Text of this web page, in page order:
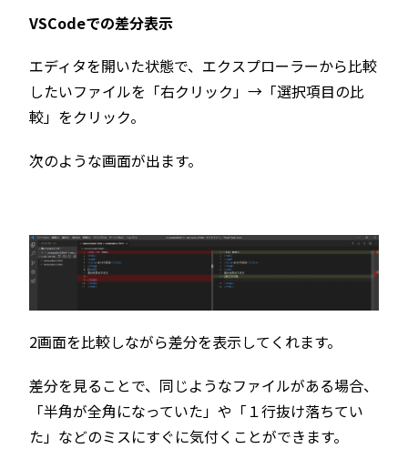
VSCodeでの差分表示
エディタを開いた状態で、エクスプローラーから比較
したいファイルを「右クリック」→「選択項目の比
較」をクリック。
次のような画面が出ます。
2画面を比較しながら差分を表示してくれます。
差分を見ることで、同じようなファイルがある場合、
「半角が全角になっていた」や「１行抜け落ちてい
た」などのミスにすぐに気付くことができます。